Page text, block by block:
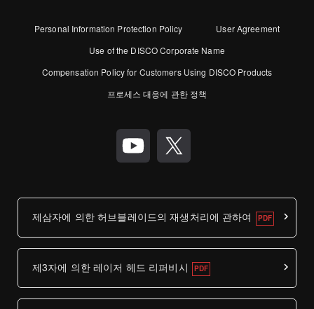
Personal Information Protection Policy
User Agreement
Use of the DISCO Corporate Name
Compensation Policy for Customers Using DISCO Products
프로세스 대응에 관한 정책
제삼자에 의한 허브블레이드의 재생처리에 관하여
제3자에 의한 레이저 헤드 리퍼비시